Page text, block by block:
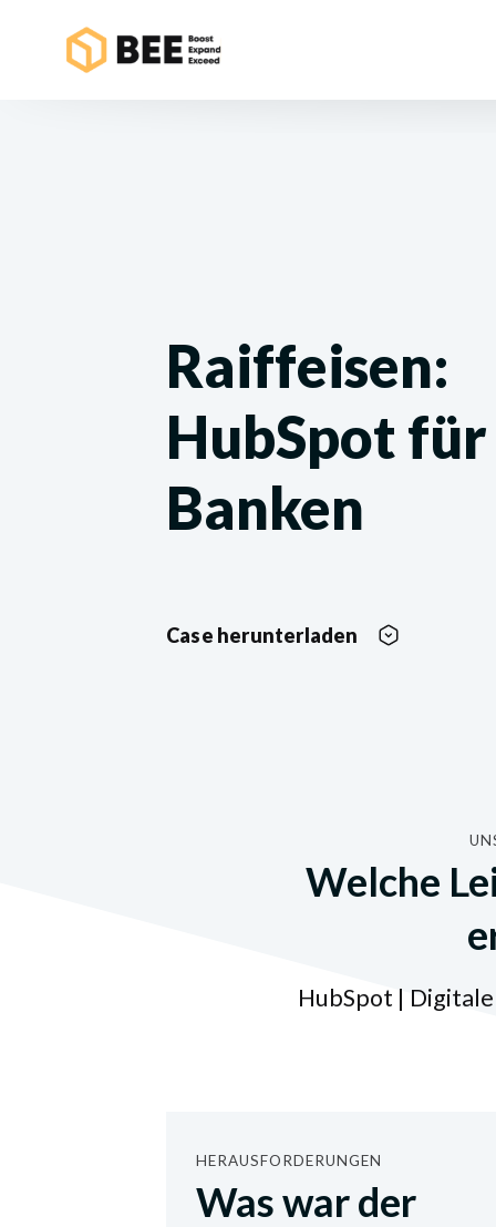
Raiffeisen:
HubSpot für
Banken
Case herunterladen
Welche
HubSpot |
HERAUSFORDERUNGEN
Was war der